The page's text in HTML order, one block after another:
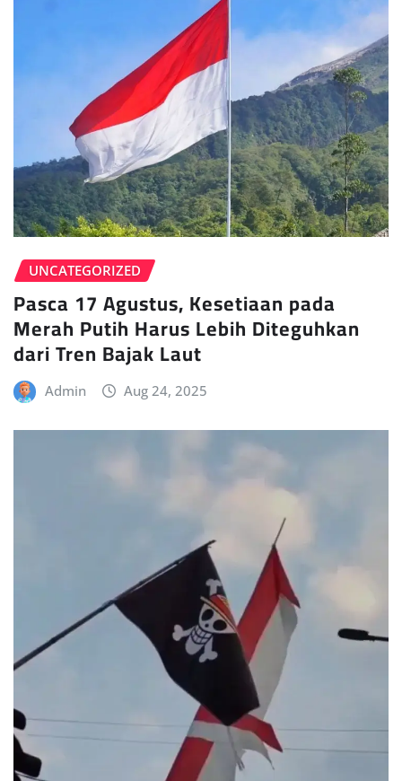
UNCATEGORIZED
Pasca 17 Agustus, Kesetiaan pada
Merah Putih Harus Lebih Diteguhkan
dari Tren Bajak Laut
Admin Aug 24, 2025